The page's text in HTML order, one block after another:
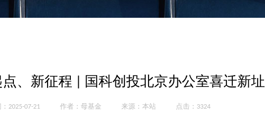
、新征程 | 国科创投北京办公室喜迁新址
2025-07-21 作者：母基金 来源：本站 点击：3324